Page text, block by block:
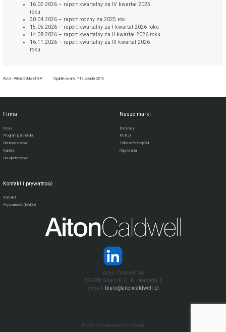
16.02.2026 – raport kwartalny za IV kwartał 2025
roku
30.04.2026 – raport roczny za 2025 rok
15.05.2026 – raport kwartalny za I kwartał 2026 roku
14.08.2026 – raport kwartalny za II kwartał 2026 roku
16.11.2026 – raport kwartalny za III kwartał 2026
roku
Autor:Aiton Caldwell SA Opublikowane: 7 listopada 2016
Firma
O nas
Program partnerski
Dla inwestorów
Kariera
Dla operatorów
Nasze marki
Datera.pl
FCN.pl
Telekonferencje24
iSpotkania
Kontakt i prywatność
Kontakt
Prywatność (RODO)
Aiton Caldwell SA
80-280 Gdańsk, C. K. Norwida 1
e-mail: biuro@aitoncaldwell.pl
© 2026 - wszelkie prawa zastrzeżone